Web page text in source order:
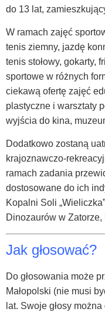
do 13 lat,
W ramach zajęć
tenis ziemny, jazdę
tenis stołowy, gokarty,
sportowe w różnych
ciekawą ofertę zajęć
plastyczne i warsztaty
wyjścia do kina,
Dodatkowo zostaną
krajoznawczo-
ramach zadania
dostosowane do ich
Kopalni Soli
Dinozaurów w Zatorze,
Jak głosować?
Do głosowania może
Małopolski (nie musi
lat. Swoje głosy